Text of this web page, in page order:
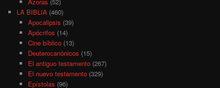
LA BIBLIA (460)
Apocalipsis (39)
Apócrifos (14)
Cine bíblico(13)
Deuterocanónicos (15)
El antiguo testamento(267)
El nuevo testamento(329)
Epístolas (96)